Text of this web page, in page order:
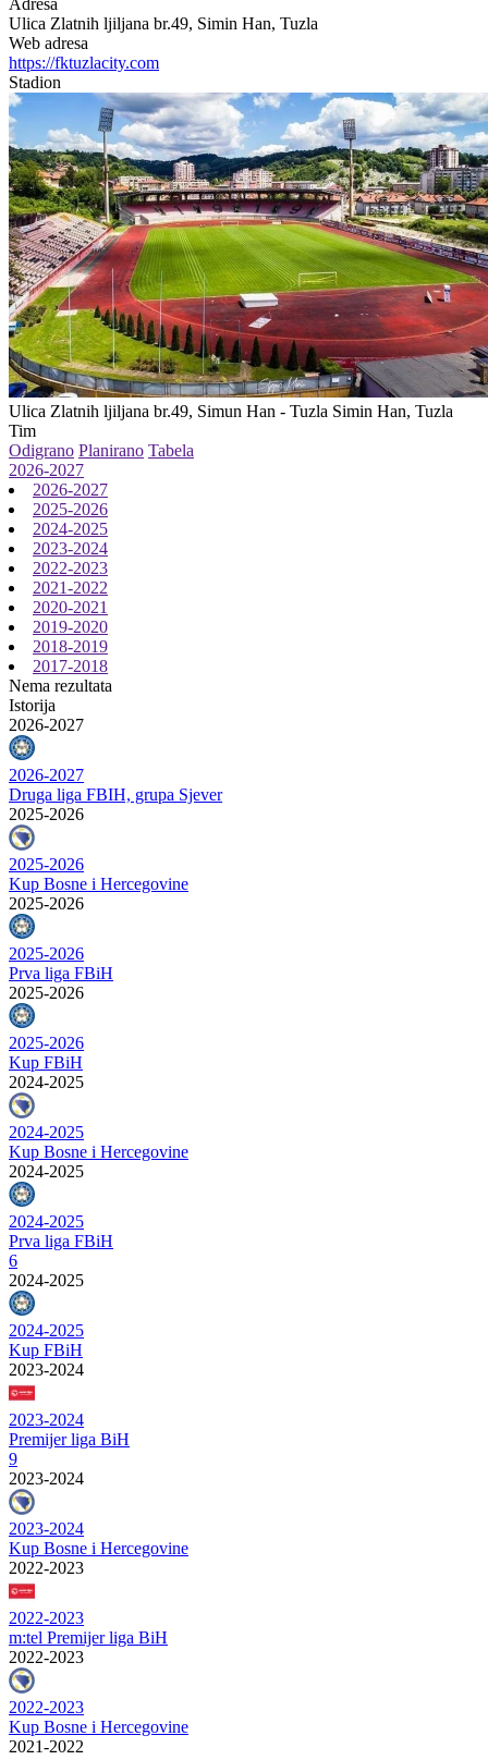
Adresa
Ulica Zlatnih ljiljana br.49, Simin Han, Tuzla
Web adresa
https://fktuzlacity.com
Stadion
Ulica Zlatnih ljiljana br.49, Simun Han - Tuzla Simin Han, Tuzla
Tim
Odigrano Planirano Tabela
2026-2027
2026-2027
2025-2026
2024-2025
2023-2024
2022-2023
2021-2022
2020-2021
2019-2020
2018-2019
2017-2018
Nema rezultata
Istorija
2026-2027
2026-2027
Druga liga FBIH, grupa Sjever
2025-2026
2025-2026
Kup Bosne i Hercegovine
2025-2026
2025-2026
Prva liga FBiH
2025-2026
2025-2026
Kup FBiH
2024-2025
2024-2025
Kup Bosne i Hercegovine
2024-2025
2024-2025
Prva liga FBiH
6
2024-2025
2024-2025
Kup FBiH
2023-2024
2023-2024
Premijer liga BiH
9
2023-2024
2023-2024
Kup Bosne i Hercegovine
2022-2023
2022-2023
m:tel Premijer liga BiH
2022-2023
2022-2023
Kup Bosne i Hercegovine
2021-2022